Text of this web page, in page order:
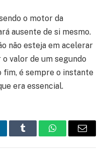
o motor da
ausente de si mesmo.
não esteja em acelerar
valor de um segundo
fim, é sempre o instante
era essencial.
Tumblr WhatsApp
E-